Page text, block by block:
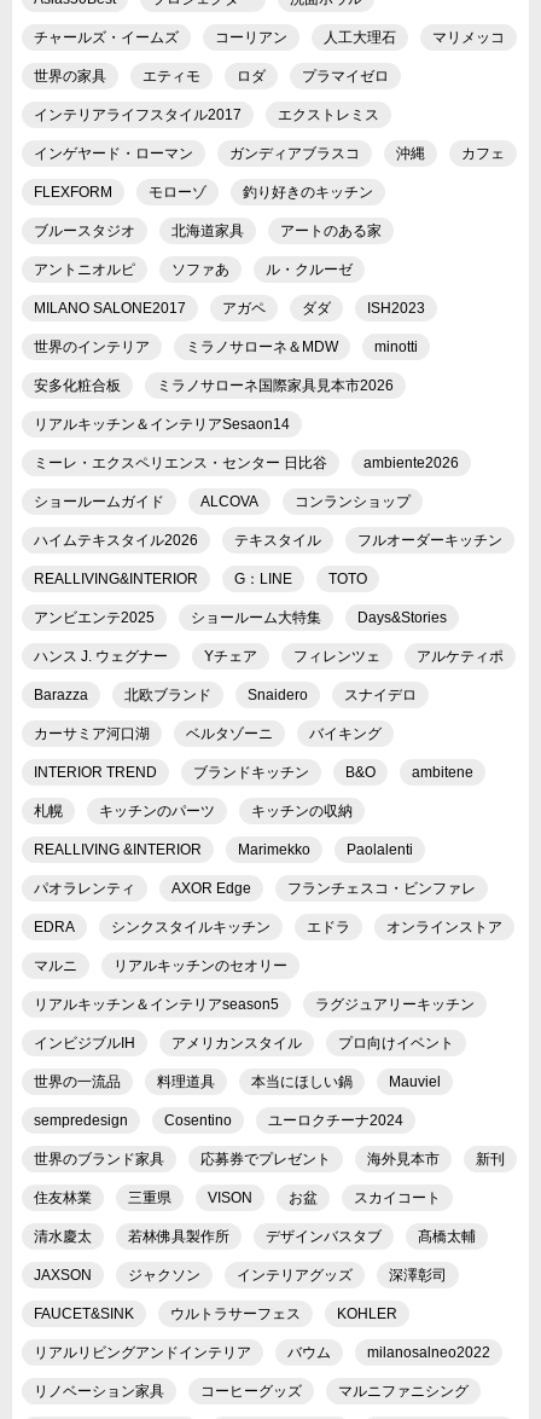
チャールズ・イームズ コーリアン 人工大理石 マリメッコ
世界の家具 エティモ ロダ プラマイゼロ
インテリアライフスタイル2017 エクストレミス
インゲヤード・ローマン ガンディアブラスコ 沖縄 カフェ
FLEXFORM モローゾ 釣り好きのキッチン
ブルースタジオ 北海道家具 アートのある家
アントニオルピ ソファあ ル・クルーゼ
MILANO SALONE2017 アガペ ダダ ISH2023
世界のインテリア ミラノサローネ＆MDW minotti
安多化粧合板 ミラノサローネ国際家具見本市2026
リアルキッチン＆インテリアSesaon14
ミーレ・エクスペリエンス・センター 日比谷 ambiente2026
ショールームガイド ALCOVA コンランショップ
ハイムテキスタイル2026 テキスタイル フルオーダーキッチン
REALLIVING&INTERIOR G：LINE TOTO
アンビエンテ2025 ショールーム大特集 Days&Stories
ハンス J. ウェグナー Yチェア フィレンツェ アルケティポ
Barazza 北欧ブランド Snaidero スナイデロ
カーサミア河口湖 ベルタゾーニ バイキング
INTERIOR TREND ブランドキッチン B&O ambitene
札幌 キッチンのパーツ キッチンの収納
REALLIVING &INTERIOR Marimekko Paolalenti
パオラレンティ AXOR Edge フランチェスコ・ビンファレ
EDRA シンクスタイルキッチン エドラ オンラインストア
マルニ リアルキッチンのセオリー
リアルキッチン＆インテリアseason5 ラグジュアリーキッチン
インビジブルIH アメリカンスタイル プロ向けイベント
世界の一流品 料理道具 本当にほしい鍋 Mauviel
sempredesign Cosentino ユーロクチーナ2024
世界のブランド家具 応募券でプレゼント 海外見本市 新刊
住友林業 三重県 VISON お盆 スカイコート
清水慶太 若林佛具製作所 デザインバスタブ 髙橋太輔
JAXSON ジャクソン インテリアグッズ 深澤彰司
FAUCET&SINK ウルトラサーフェス KOHLER
リアルリビングアンドインテリア バウム milanosalneo2022
リノベーション家具 コーヒーグッズ マルニファニシング